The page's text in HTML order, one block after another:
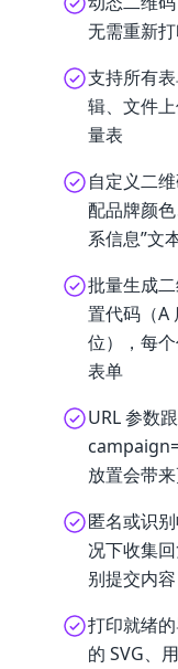
无需重新
支持所有
辑、文件
量表
自定义二
配品牌颜
系信息”文
批量生成
置代码（A
位），每
表单
URL 参数
放置会带
匿名或识
况下收集
别提交内容
打印就绪
的 SVG、